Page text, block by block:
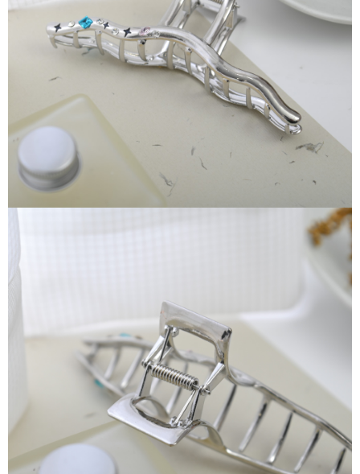
時審查核予不同之上限額度；若仍有額度不足之情形，本公司將視審查結果
請求用戶進行身份認證。
５．嚴禁一人註冊多個帳號或使用他人資訊註冊。若發現惡意使用之情形，
恩沛科技股份有限公司將有權停止該用戶之使用額度並採取法律行動。
付款後寶雅門市自取(由倉庫統一出貨)
每筆NT$80，滿NT$290(含以上)免運費